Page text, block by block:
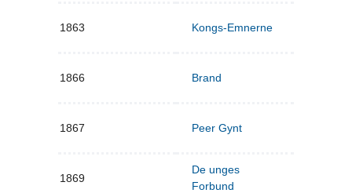
1863 Kongs-Emnerne
1866 Brand
1867 Peer Gynt
1869
De unges
Forbund